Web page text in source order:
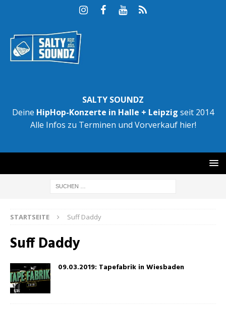
SALTY SOUNDZ
Deine HipHop-Konzerte in Halle + Leipzig seit 2014
Alle Infos zu Terminen und Vorverkauf hier!
STARTSEITE Suff Daddy
Suff Daddy
09.03.2019: Tapefabrik in Wiesbaden